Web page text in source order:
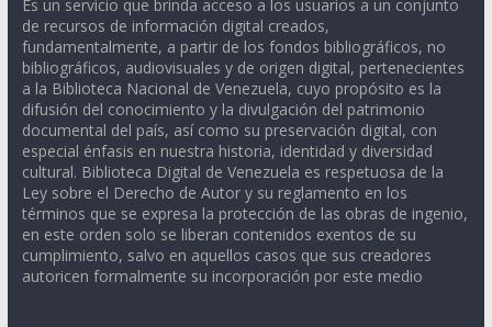
Es un servicio que brinda acceso a los usuarios a un conjunto
de recursos de información digital creados,
fundamentalmente, a partir de los fondos bibliográficos, no
bibliográficos, audiovisuales y de origen digital, pertenecientes
a la Biblioteca Nacional de Venezuela, cuyo propósito es la
difusión del conocimiento y la divulgación del patrimonio
documental del país, así como su preservación digital, con
especial énfasis en nuestra historia, identidad y diversidad
cultural. Biblioteca Digital de Venezuela es respetuosa de la
Ley sobre el Derecho de Autor y su reglamento en los
términos que se expresa la protección de las obras de ingenio,
en este orden solo se liberan contenidos exentos de su
cumplimiento, salvo en aquellos casos que sus creadores
autoricen formalmente su incorporación por este medio